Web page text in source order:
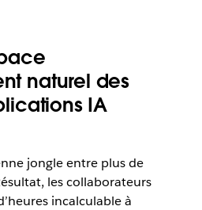
naturel des
IA
jongle entre plus de
les collaborateurs
incalculable à